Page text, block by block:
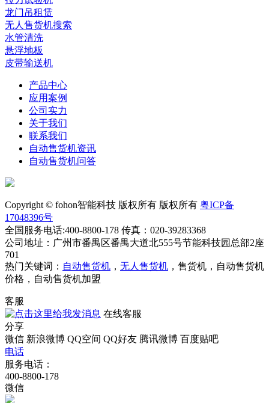
龙门吊租赁
无人售货机搜索
水管清洗
悬浮地板
皮带输送机
产品中心
应用案例
公司实力
关于我们
联系我们
自动售货机资讯
自动售货机问答
Copyright © fohon智能科技 版权所有 版权所有 粤ICP备
17048396号
全国服务电话:400-8800-178 传真：020-39283368
公司地址：广州市番禺区番禺大道北555号节能科技园总部2座
701
热门关键词： 自动售货机 ， 无人售货机 ，售货机，自动售货机
价格，自动售货机加盟
客服
在线客服
分享
微信 新浪微博 QQ空间 QQ好友 腾讯微博 百度贴吧
电话
服务电话：
400-8800-178
微信